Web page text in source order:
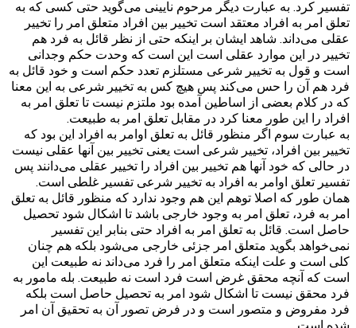
تفسیر کرد. به عبارت دیگر مرحوم نایینی می‌گوید حتی کسی که به
تعلق امر به افراد معتقد است تخییر بین افراد متعلق امر را تخییر
عقلی می‌داند. شاهد ایشان بر اینکه حتی از نظر قائل به فرد هم
تخییر در این موارد عقلی است این است که وحدت حکم وجدانی
است و قول به تخییر شرعی مستلزم تعدد حکم است و خود قائل به
فرد هم آن را حس می‌کند پس هیچ کس به تخییر شرعی به این معنا
که در کلام بعضی از اساطین آمده بود ملتزم نیست تا تعلق امر به
افراد را این طور معنا کرد در مقابل تعلق امر به طبیعت.
به عبارت سوم اگر منظور قائل به تعلق اوامر به افراد این بود که
تخییر بین افراد، تخییر شرعی است یعنی تخییر بین آنها عقلی نیست
در حالی که خود آنها هم تخییر بین افراد را تخییر عقلی می‌دانند پس
تفسیر تعلق اوامر به افراد به تخییر شرعی تفسیر غلطی است.
همان طور که اصلا توهم این هم وجود ندارد که منظور قائل به تعلق
امر به فرد، تعلق امر به وجود خارجی باشد تا اشکال شود تحصیل
حاصل است. قائل به تعلق امر به افراد حتی بنابر این تفسیر
نمی‌خواهد بگوید متعلق امر جزئی خارجی می‌شود بلکه هم چنان
کلی است و علت اینکه متعلق امر را فرد می‌داند نه طبیعت این
است که آنچه محقق غرض است فرد است نه طبیعت. بله مامور به
فرد محقق نیست تا اشکال شود امر به تحصیل حاصل است بلکه
فرد مفروض و متصور است و در فرض تصور آن به تحقیق آن امر